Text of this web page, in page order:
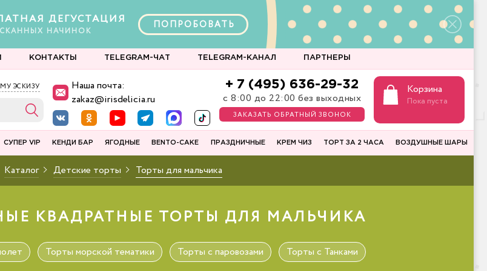
ДЕГУСТАЦИЯ
НАЧИНОК
ПОПРОБОВАТЬ
КОНТАКТЫ TELEGRAM-ЧАТ TELEGRAM-КАНАЛ ПАРТНЕРЫ
ЭСКИЗУ
Наша почта:
zakaz@irisdelicia.ru
+ 7 (495) 636-29-32
с 8:00 до 22:00 без выходных
ЗАКАЗАТЬ ОБРАТНЫЙ ЗВОНОК
Корзина
Пока пуста
СУПЕР VIP КЕНДИ БАР ЯГОДНЫЕ BENTO-CAKE ПРАЗДНИЧНЫЕ КРЕМ ЧИЗ ТОРТ ЗА 2 ЧАСА ВОЗДУШНЫЕ ШАРЫ
Каталог Детские торты Торты для мальчика
КВАДРАТНЫЕ ТОРТЫ ДЛЯ МАЛЬЧИКА
Торты морской тематики Торты с паровозами Торты с Танками